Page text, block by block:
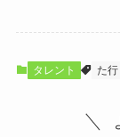
タレント た行